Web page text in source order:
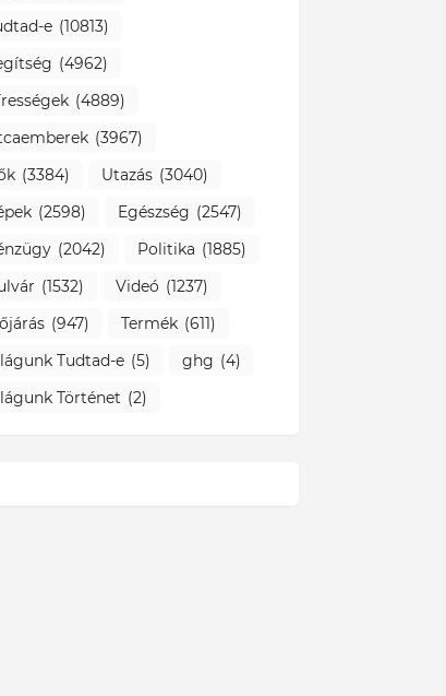
e (10813)
(4962)
(4889)
(3967)
(3384) Utazás (3040)
(2598) Egészség (2547)
(2042) Politika (1885)
(1532) Videó (1237)
(947) Termék (611)
Tudtad-e (5) ghg (4)
Történet (2)